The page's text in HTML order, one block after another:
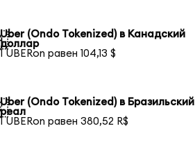
Uber (Ondo Tokenized) в Канадский
доллар
1 UBERon равен 104,13 $
Uber (Ondo Tokenized) в Бразильский
реал
1 UBERon равен 380,52 R$